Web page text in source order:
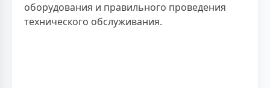
оборудования и правильного проведения
технического обслуживания.